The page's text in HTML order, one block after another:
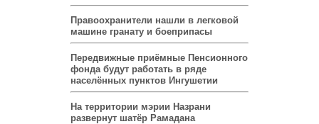
Правоохранители нашли в легковой
машине гранату и боеприпасы
Передвижные приёмные Пенсионного
фонда будут работать в ряде
населённых пунктов Ингушетии
На территории мэрии Назрани
развернут шатёр Рамадана